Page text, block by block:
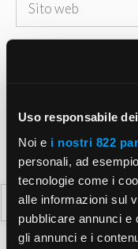
Uso responsabile
Noi e i nostri 822
personali, ad
tecnologie come i
alle informazioni sul
pubblicare annunci e
gli annunci e i
browser per la
Ricerca
per: